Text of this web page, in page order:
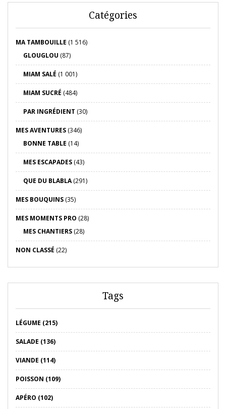
Catégories
MA TAMBOUILLE (1 516)
GLOUGLOU (87)
MIAM SALÉ (1 001)
MIAM SUCRÉ (484)
PAR INGRÉDIENT (30)
MES AVENTURES (346)
BONNE TABLE (14)
MES ESCAPADES (43)
QUE DU BLABLA(291)
MES BOUQUINS (35)
MES MOMENTS PRO (28)
MES CHANTIERS (28)
NON CLASSÉ (22)
Tags
LÉGUME (215)
SALADE (136)
VIANDE (114)
POISSON (109)
APÉRO (102)